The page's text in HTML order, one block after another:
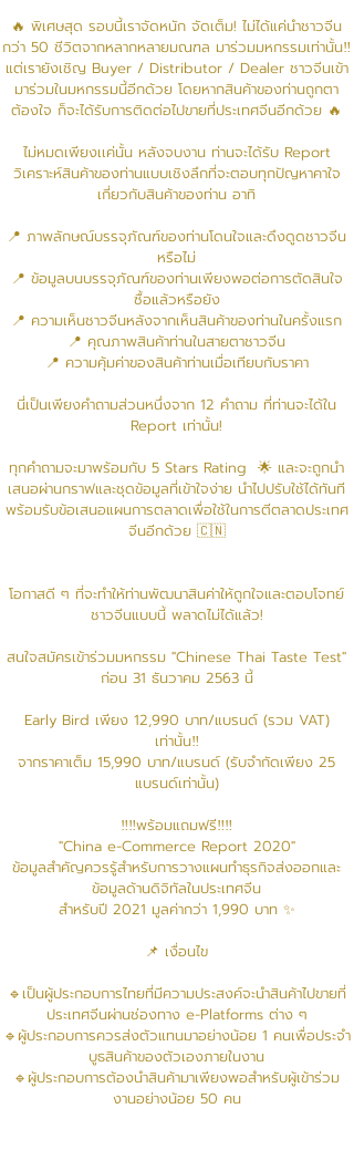
🔥 พิเศษสุด รอบนี้เราจัดหนัก จัดเต็ม! ไม่ได้แค่นำชาวจีน
กว่า 50 ชีวิตจากหลากหลายมณฑล มาร่วมมหกรรมเท่านั้น‼
แต่เรายังเชิญ​ Buyer / Distributor / Dealer ชาวจีนเข้า
มาร่วมในมหกรรมนี้อีกด้วย โดยหากสินค้าของท่านถูกตา
ต้องใจ ก็จะได้รับการติดต่อไปขายที่ประเทศจีนอีกด้วย 🔥
ไม่หมดเพียงเเค่นั้น หลังจบงาน ท่านจะได้รับ Report
วิเคราะห์สินค้าของท่านแบบเชิงลึกที่จะตอบทุกปัญหาคาใจ
เกี่ยวกับสินค้าของท่าน อาทิ
📍 ภาพลักษณ์บรรจุภัณฑ์ของท่านโดนใจและดึงดูดชาวจีน
หรือไม่
📍 ข้อมูลบนบรรจุภัณฑ์ของท่านเพียงพอต่อการตัดสินใจ
ซื้อแล้วหรือยัง
📍 ความเห็นชาวจีนหลังจากเห็นสินค้าของท่านในครั้งแรก
📍 คุณภาพสินค้าท่านในสายตาชาวจีน
📍 ความคุ้มค่าของสินค้าท่านเมื่อเทียบกับราคา
นี่เป็นเพียงคำถามส่วนหนึ่งจาก 12 คำถาม ที่ท่านจะได้ใน
Report เท่านั้น!
ทุกคำถามจะมาพร้อมกับ 5 Stars Rating 🌟 และจะถูกนำ
เสนอผ่านกราฟและชุดข้อมูลที่เข้าใจง่าย นำไปปรับใช้ได้ทันที
พร้อมรับข้อเสนอแผนการตลาดเพื่อใช้ในการตีตลาดประเทศ
จีนอีกด้วย 🇨🇳
โอกาสดี ๆ ที่จะทำให้ท่านพัฒนาสินค่าให้ถูกใจและตอบโจทย์
ชาวจีนแบบนี้ พลาดไม่ได้แล้ว!
สนใจสมัครเข้าร่วมมหกรรม "Chinese Thai Taste Test"
ก่อน 31 ธันวาคม 2563 นี้
Early Bird เพียง 12,990 บาท/แบรนด์ (รวม VAT)
เท่านั้น‼
จากราคาเต็ม 15,990 บาท/แบรนด์ (รับจำกัดเพียง 25
แบรนด์เท่านั้น)
‼‼พร้อมแถมฟรี‼‼
"China e-Commerce Report 2020"
ข้อมูลสำคัญควรรู้สำหรับการวางแผนทำธุรกิจส่งออกและ
ข้อมูลด้านดิจิทัลในประเทศจีน
สำหรับปี 2021 มูลค่ากว่า 1,990 บาท ✨
📌 เงื่อนไข
🔹เป็นผู้ประกอบการไทยที่มีความประสงค์จะนำสินค้าไปขายที่
ประเทศจีนผ่านช่องทาง e-Platforms ต่าง ๆ
🔹ผู้ประกอบการควรส่งตัวแทนมาอย่างน้อย 1 คนเพื่อประจำ
บูธสินค้าของตัวเองภายในงาน
🔹ผู้ประกอบการต้องนำสินค้ามาเพียงพอสำหรับผู้เข้าร่วม
งานอย่างน้อย 50 คน